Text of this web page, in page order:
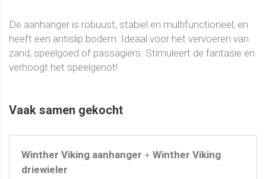
De aanhanger is robuust, stabiel en multifunctioneel, en
heeft een antislip bodem. Ideaal voor het vervoeren van
zand, speelgoed of passagiers. Stimuleert de fantasie en
verhoogt het speelgenot!
Vaak samen gekocht
Winther Viking aanhanger + Winther Viking
driewieler